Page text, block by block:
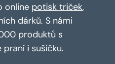
online potisk triček,
dárků. S námi
produktů s
i sušičku.